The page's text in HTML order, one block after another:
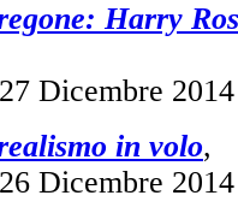
Harry
Dicembre 2014
in volo,
Dicembre 2014